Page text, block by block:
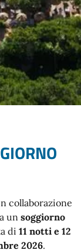
collaborazione
un soggiorno
di 11 notti e 12
2026.